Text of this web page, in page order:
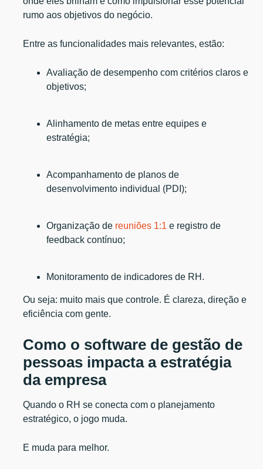
rumo aos objetivos do negócio.
Entre as funcionalidades mais relevantes, estão:
Avaliação de desempenho com critérios claros e
objetivos;
Alinhamento de metas entre equipes e
estratégia;
Acompanhamento de planos de
desenvolvimento individual (PDI);
Organização de reuniões 1:1 e registro de
feedback contínuo;
Monitoramento de indicadores de RH.
Ou seja: muito mais que controle. É clareza, direção e
eficiência com gente.
Como o software de gestão de
pessoas impacta a estratégia
da empresa
Quando o RH se conecta com o planejamento
estratégico, o jogo muda.
E muda para melhor.